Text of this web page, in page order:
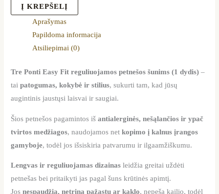
Į KREPŠELĮ
Aprašymas
Papildoma informacija
Atsiliepimai (0)
Tre Ponti Easy Fit reguliuojamos petnešos šunims (1 dydis) –
taipatogumas, kokybė ir stilius, sukurti tam, kad jūsų
augintinis jaustųsi laisvai ir saugiai.
Šios petnešos pagamintos išantialerginės, nešąlančios ir ypač
tvirtos medžiagos, naudojamos netkopimo į kalnus įrangos
gamyboje, todėl jos išsiskiria patvarumu ir ilgaamžiškumu.
Lengvas ir reguliuojamas dizainas leidžia greitai uždėti
petnešas bei pritaikyti jas pagal šuns krūtinės apimtį.
Josnespaudžia, netrina pažastų ar kaklo, nepeša kailio, todėl